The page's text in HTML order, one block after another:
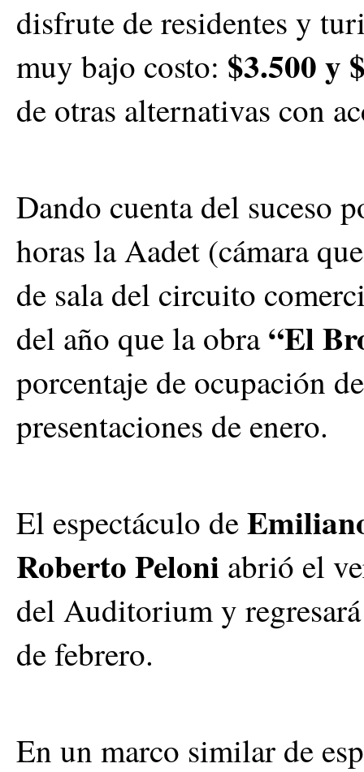
disfrute de residentes y
muy bajo costo: $3.500 y
de otras alternativas con
Dando cuenta del suceso
horas la Aadet (cámara
de sala del circuito
del año que la obra“El
porcentaje de ocupación
presentaciones de enero.
El espectáculo de
Roberto Peloni abrió el
del Auditorium y
de febrero.
En un marco similar de